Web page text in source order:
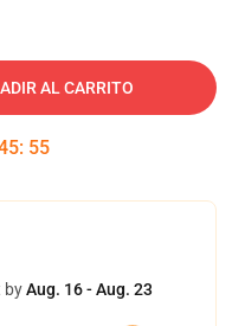
AL CARRITO
: 54
byAug. 16 - Aug. 23